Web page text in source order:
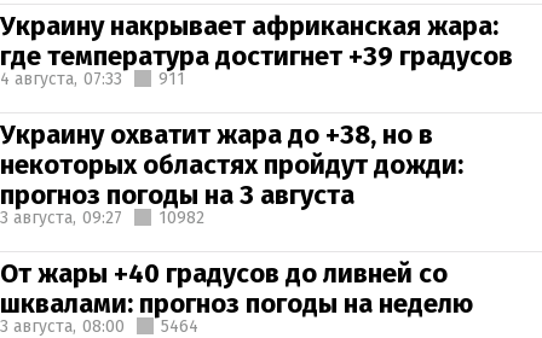
Украину накрывает африканская жара:
где температура достигнет +39 градусов
4 августа, 07:33 911
Украину охватит жара до +38, но в
некоторых областях пройдут дожди:
прогноз погоды на 3 августа
3 августа, 09:27 10982
От жары +40 градусов до ливней со
шквалами: прогноз погоды на неделю
3 августа, 08:00 5464